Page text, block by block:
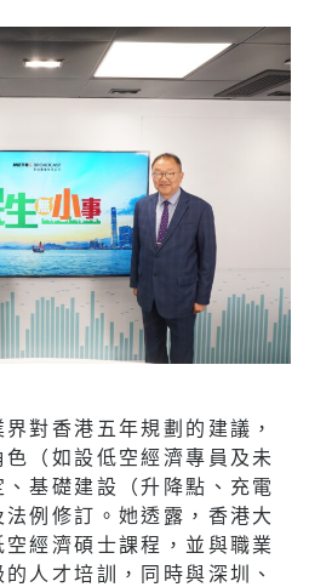
對香港五年規劃的建議，
（如設低空經濟專員及未
基礎建設（升降點、充電
例修訂。她透露，香港大
經濟碩士課程，並與職業
人才培訓，同時與深圳、